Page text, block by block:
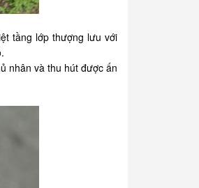
tầng lớp thượng lưu với
nhân và thu hút được ấn